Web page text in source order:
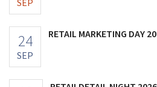
24
SEP
RETAIL MARKETING DAY